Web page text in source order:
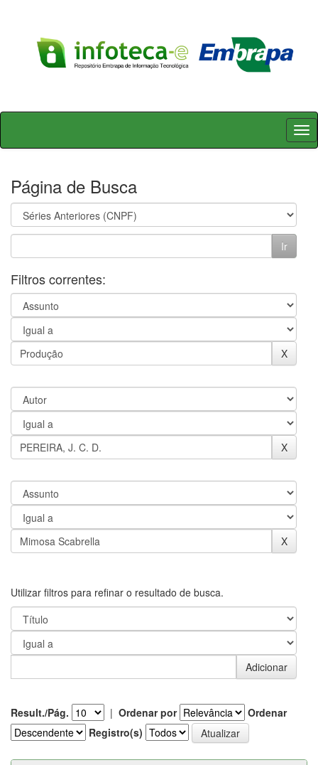
Skip
Página de Busca
Filtros correntes:
Utilizar filtros para refinar o resultado de busca.
Result./Pág. | Ordenar por
Ordenar
Registro(s)